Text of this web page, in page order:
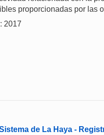
proporcionadas por las
2017
de La Haya -